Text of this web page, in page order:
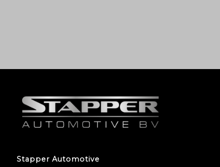
Stapper Automotive